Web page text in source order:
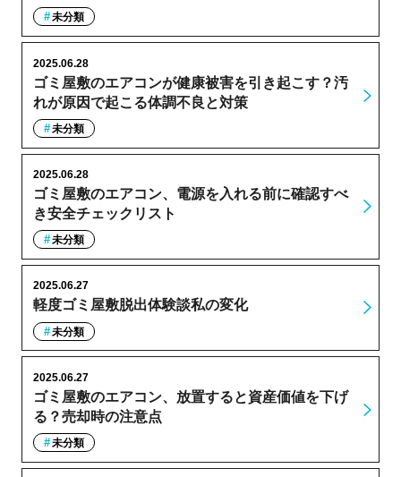
未分類
ゴミ屋敷のエアコンが健康被害を引き起こす？汚
れが原因で起こる体調不良と対策
2025.06.28
未分類
ゴミ屋敷のエアコン、電源を入れる前に確認すべ
き安全チェックリスト
2025.06.28
未分類
軽度ゴミ屋敷脱出体験談私の変化
2025.06.27
未分類
ゴミ屋敷のエアコン、放置すると資産価値を下げ
る？売却時の注意点
2025.06.27
未分類